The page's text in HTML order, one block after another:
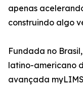
apenas
construindo algo
Fundada no
latino-americano
avançada